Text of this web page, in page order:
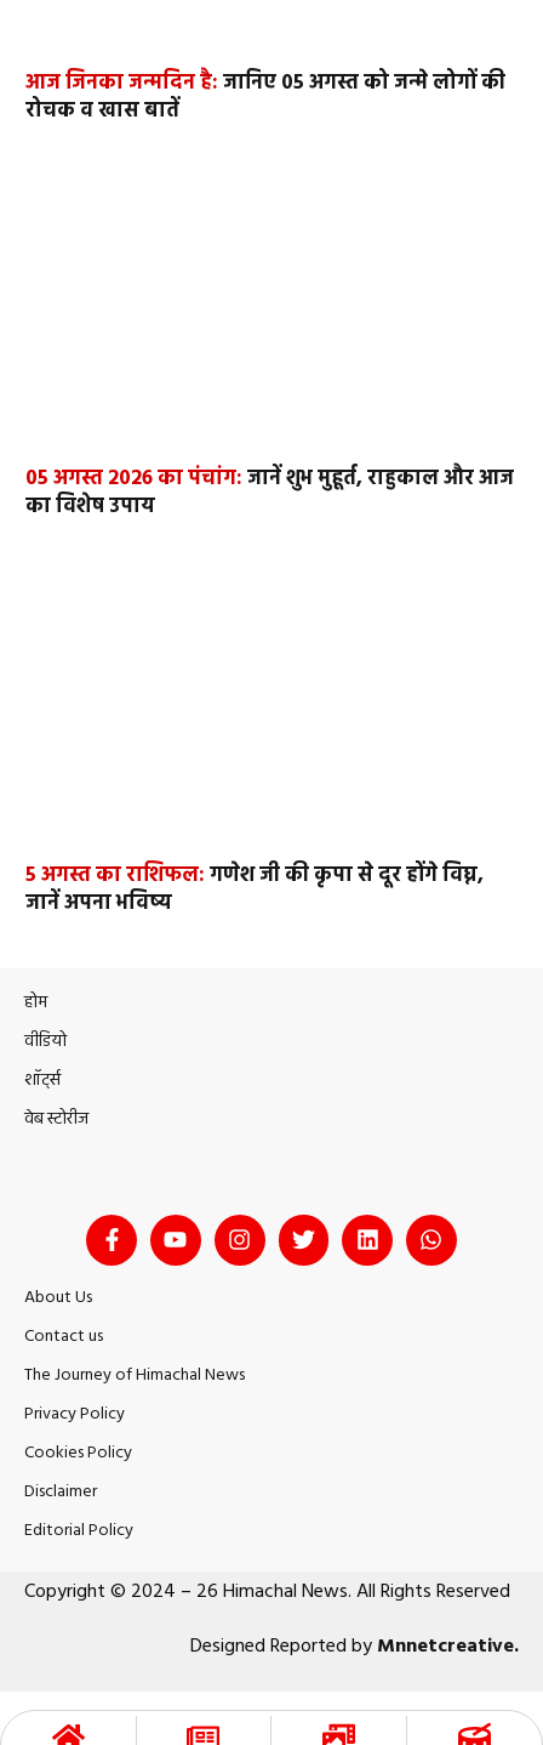
आज जिनका जन्मदिन है:जानिए 05 अगस्त को जन्मे लोगों की
रोचक व खास बातें
05 अगस्त 2026 का पंचांग:जानें शुभ मुहूर्त, राहुकाल और आज
का विशेष उपाय
5 अगस्त का राशिफल:गणेश जी की कृपा से दूर होंगे विघ्न,
जानें अपना भविष्य
होम
वीडियो
शॉर्ट्स
वेब स्टोरीज
About Us
Contact us
The Journey of Himachal News
Privacy Policy
Cookies Policy
Disclaimer
Editorial Policy
Copyright © 2024 – 26 Himachal News. All Rights Reserved
Designed Reported byMnnetcreative.